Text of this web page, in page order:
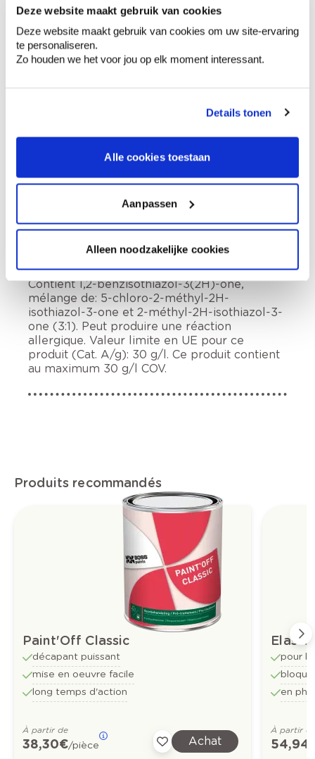
Deze website maakt gebruik van cookies
Deze website maakt gebruik van cookies om uw site-ervaring
te personaliseren.
Zo houden we het voor jou op elk moment interessant.
Details tonen
Alle cookies toestaan
Aanpassen
Alleen noodzakelijke cookies
Retrait en magasin
Description du produit
Informations sur l'étiquette
Tenir hors de portée des enfants. Fiche de
données de sécurité disponible sur demande.,
Contient 1,2-benzisothiazol-3(2H)-one,
mélange de: 5-chloro-2-méthyl-2H-
isothiazol-3-one et 2-méthyl-2H-isothiazol-3-
one (3:1). Peut produire une réaction
allergique. Valeur limite en UE pour ce
produit (Cat. A/g): 30 g/l. Ce produit contient
au maximum 30 g/l COV.
Produits recommandés
Paint'Off Classic
décapant puissant
mise en oeuvre facile
long temps d'action
À partir de
38,30 €/pièce Achat
pour
en
À partir
54,94